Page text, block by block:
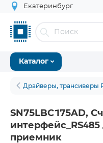
Екатеринбург
Каталог
Драйверы, трансиверы
SN75LBC175AD,
приемник